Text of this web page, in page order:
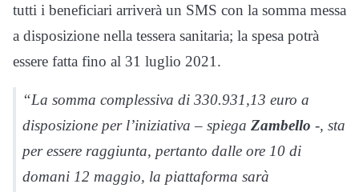
tutti i beneficiari arriverà un SMS con la somma messa
a disposizione nella tessera sanitaria; la spesa potrà
essere fatta fino al 31 luglio 2021.
“La somma complessiva di 330.931,13 euro a
disposizione per l’iniziativa – spiega Zambello -, sta
per essere raggiunta, pertanto dalle ore 10 di
domani 12 maggio, la piattaforma sarà